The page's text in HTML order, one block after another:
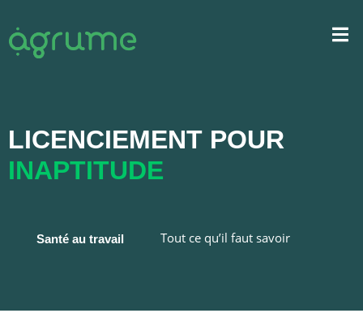
LICENCIEMENT POUR
INAPTITUDE
Santé au travail Tout ce qu’il faut savoir